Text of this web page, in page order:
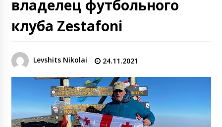
владелец футбольного
клуба Zestafoni
Levshits Nikolai 24.11.2021